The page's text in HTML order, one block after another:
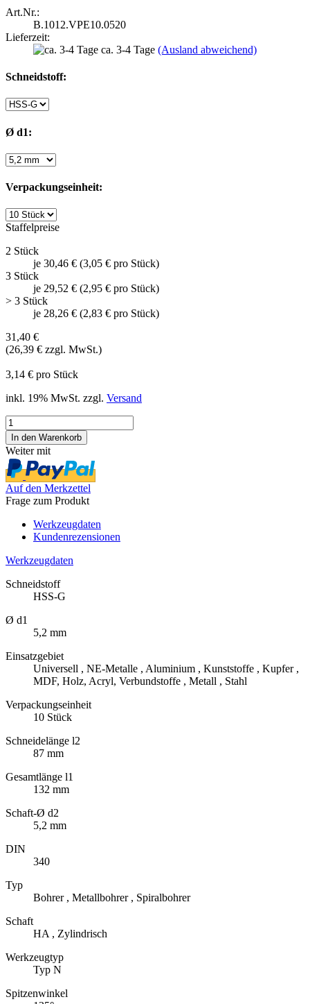
Art.Nr.:
B.1012.VPE10.0520
Lieferzeit:
ca. 3-4 Tage (Ausland abweichend)
Schneidstoff:
Ø d1:
Verpackungseinheit:
Staffelpreise
2 Stück
je 30,46 € (3,05 € pro Stück)
3 Stück
je 29,52 € (2,95 € pro Stück)
> 3 Stück
je 28,26 € (2,83 € pro Stück)
31,40 €
(26,39 € zzgl. MwSt.)
3,14 € pro Stück
inkl. 19% MwSt. zzgl. Versand
Weiter mit
Auf den Merkzettel
Frage zum Produkt
Werkzeugdaten
Kundenrezensionen
Werkzeugdaten
Schneidstoff
HSS-G
Ø d1
5,2 mm
Einsatzgebiet
Universell , NE-Metalle , Aluminium , Kunststoffe , Kupfer ,
MDF, Holz, Acryl, Verbundstoffe , Metall , Stahl
Verpackungseinheit
10 Stück
Schneidelänge l2
87 mm
Gesamtlänge l1
132 mm
Schaft-Ø d2
5,2 mm
DIN
340
Typ
Bohrer , Metallbohrer , Spiralbohrer
Schaft
HA , Zylindrisch
Werkzeugtyp
Typ N
Spitzenwinkel